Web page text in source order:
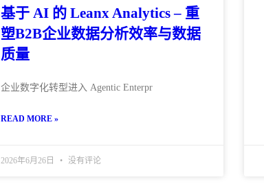
基于 AI 的 Leanx Analytics – 重
塑B2B企业数据分析效率与数据
质量
企业数字化转型进入 Agentic Enterpr
READ MORE »
2026年6月26日 没有评论